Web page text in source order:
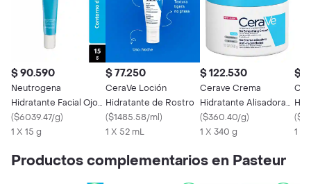
$ 90.590
Neutrogena
Hidratante Facial Ojos
Hydro Boost
($6039.47/g)
1 X 15 g
$ 77.250
CeraVe Loción
Hidratante de Rostro
($1485.58/ml)
1 X 52 mL
$ 122.530
Cerave Crema
Hidratante Alisadora
Anti Rugosidades
($360.40/g)
1 X 340 g
$
(
1 X
Productos complementarios en Pasteur